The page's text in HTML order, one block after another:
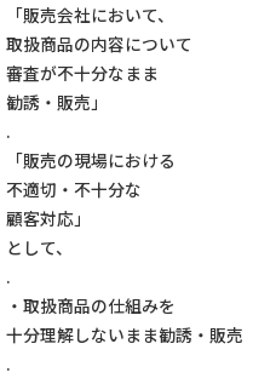
「販売会社において、
取扱商品の内容について
審査が不十分なまま
勧誘・販売」
.
「販売の現場における
不適切・不十分な
顧客対応」
として、
.
・取扱商品の仕組みを
十分理解しないまま勧誘・販売
.